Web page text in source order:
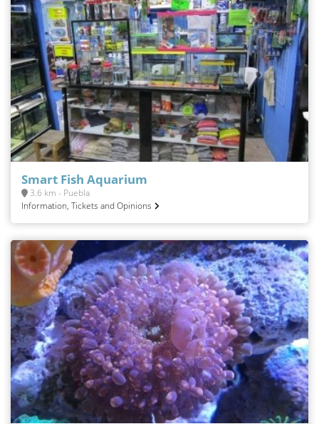
Smart Fish Aquarium
3.6 km - Puebla
Information, Tickets and Opinions